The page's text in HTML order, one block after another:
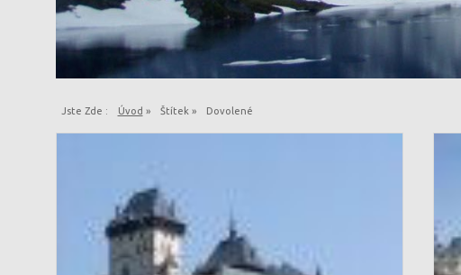
Jste Zde : Úvod » Štítek » Dovolené